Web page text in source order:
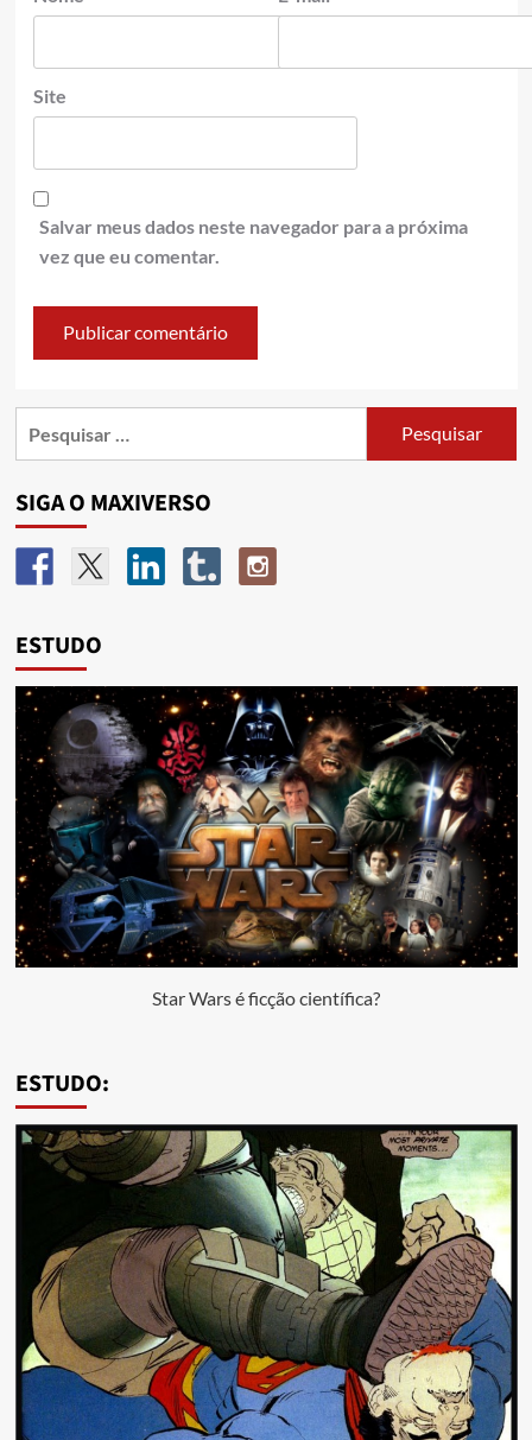
Site
Salvar meus dados neste navegador para a próxima
vez que eu comentar.
SIGA O MAXIVERSO
ESTUDO
Star Wars é ficção científica?
ESTUDO: